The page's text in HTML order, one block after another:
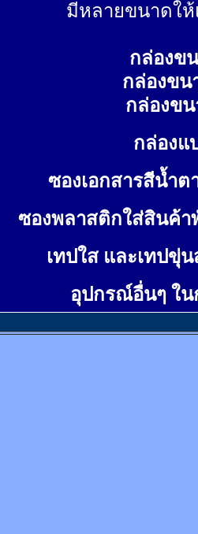
มีหลายขนาดให้
กล่องข
กล่องขน
กล่องข
กล่องแ
ซองเอกสารสีน้ำต
ซองพลาสติกใส่สินค้า
เทปใส และเทปขุ่
อุปกรณ์อื่นๆ ใ